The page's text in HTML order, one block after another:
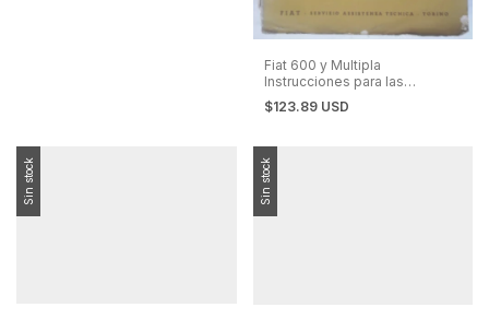
Fiat 600 y Multipla
Instrucciones para las
Reparaciones 1958
$123.89 USD
Sin stock Sin stock